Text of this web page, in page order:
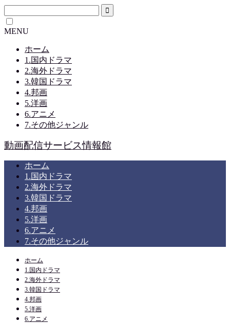
MENU
ホーム
1.国内ドラマ
2.海外ドラマ
3.韓国ドラマ
4.邦画
5.洋画
6.アニメ
7.その他ジャンル
動画配信サービス情報館
ホーム
1.国内ドラマ
2.海外ドラマ
3.韓国ドラマ
4.邦画
5.洋画
6.アニメ
7.その他ジャンル
ホーム
1.国内ドラマ
2.海外ドラマ
3.韓国ドラマ
4.邦画
5.洋画
6.アニメ